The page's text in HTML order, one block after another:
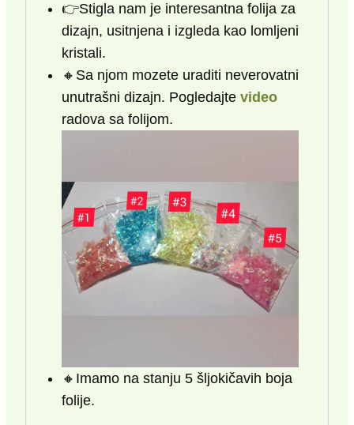
👉Stigla nam je interesantna folija za
dizajn, usitnjena i izgleda kao lomljeni
kristali.
🔸️Sa njom mozete uraditi neverovatni
unutrašni dizajn. Pogledajte video
radova sa folijom.
🔸️Imamo na stanju 5 šljokičavih boja
folije.